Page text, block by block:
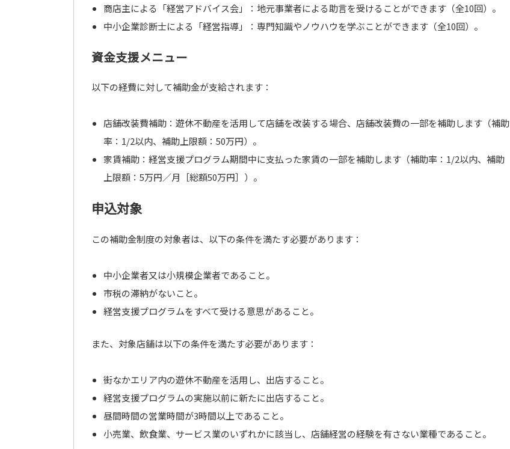
商店主による「経営アドバイス会」：地元事業者による助言を受けることができます（全10回）。
中小企業診断士による「経営指導」：専門知識やノウハウを学ぶことができます（全10回）。
資金支援メニュー
以下の経費に対して補助金が支給されます：
店舗改装費補助：遊休不動産を活用して店舗を改装する場合、店舗改装費の一部を補助します（補助
率：1/2以内、補助上限額：50万円）。
家賃補助：経営支援プログラム期間中に支払った家賃の一部を補助します（補助率：1/2以内、補助
上限額：5万円／月［総額50万円］）。
申込対象
この補助金制度の対象者は、以下の条件を満たす必要があります：
中小企業者又は小規模企業者であること。
市税の滞納がないこと。
経営支援プログラムをすべて受ける意思があること。
また、対象店舗は以下の条件を満たす必要があります：
街なかエリア内の遊休不動産を活用し、出店すること。
経営支援プログラムの実施以前に新たに出店すること。
昼間時間の営業時間が3時間以上であること。
小売業、飲食業、サービス業のいずれかに該当し、店舗経営の経験を有さない業種であること。